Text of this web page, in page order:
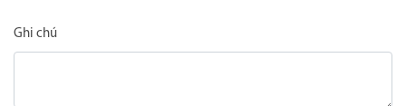
Ghi chú